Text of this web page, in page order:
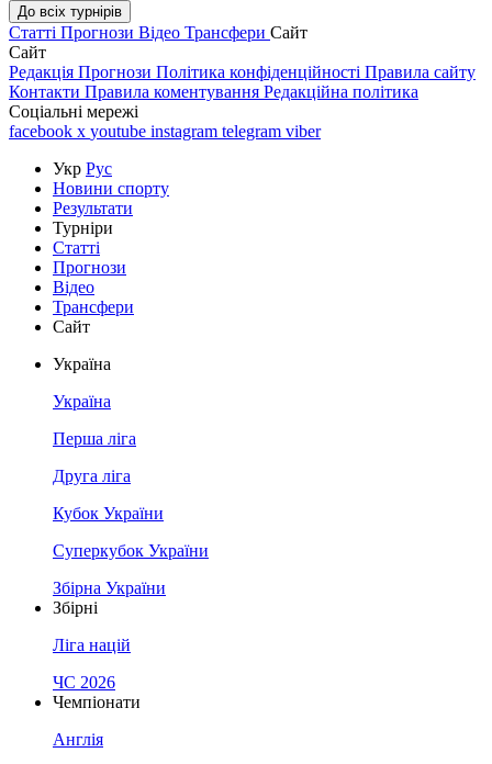
До всіх турнірів
Статті Прогнози Відео Трансфери Сайт
Сайт
Редакція Прогнози Політика конфіденційності Правила сайту
Контакти Правила коментування Редакційна політика
Соціальні мережі
facebook x youtube instagram telegram viber
Укр Рус
Новини спорту
Результати
Турніри
Статті
Прогнози
Відео
Трансфери
Сайт
Україна
Україна
Перша ліга
Друга ліга
Кубок України
Суперкубок України
Збірна України
Збірні
Ліга націй
ЧС 2026
Чемпіонати
Англія